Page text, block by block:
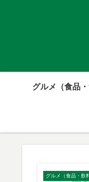
グルメ（食品・
グルメ（食品・飲